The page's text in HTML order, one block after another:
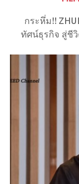
กระหึ่ม!!
ทัศน์ธุรกิจ สู่ชีวิตที่คุ